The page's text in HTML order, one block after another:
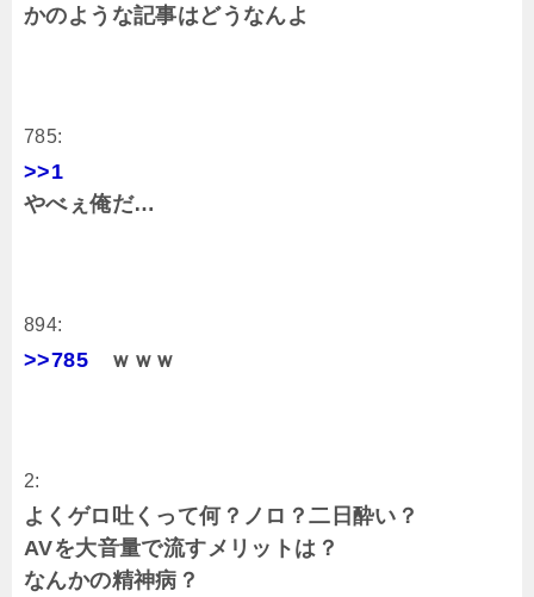
かのような記事はどうなんよ
785:
>>1
やべぇ俺だ…
894:
>>785 ｗｗｗ
2:
よくゲロ吐くって何？ノロ？二日酔い？
AVを大音量で流すメリットは？
なんかの精神病？